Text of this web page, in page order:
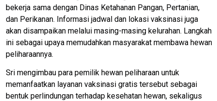
bekerja sama dengan Dinas Ketahanan Pangan, Pertanian,
dan Perikanan. Informasi jadwal dan lokasi vaksinasi juga
akan disampaikan melalui masing-masing kelurahan. Langkah
ini sebagai upaya memudahkan masyarakat membawa hewan
peliharaannya.
Sri mengimbau para pemilik hewan peliharaan untuk
memanfaatkan layanan vaksinasi gratis tersebut sebagai
bentuk perlindungan terhadap kesehatan hewan, sekaligus